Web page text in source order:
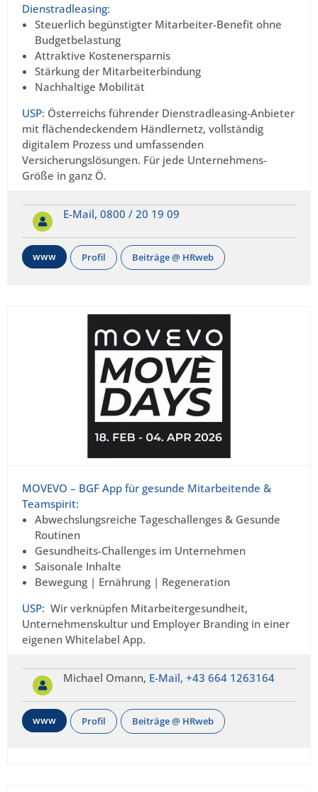
Dienstradleasing:
Steuerlich begünstigter Mitarbeiter-Benefit ohne
Budgetbelastung
Attraktive Kostenersparnis
Stärkung der Mitarbeiterbindung
Nachhaltige Mobilität
USP: Österreichs führender Dienstradleasing-Anbieter
mit flächendeckendem Händlernetz, vollständig
digitalem Prozess und umfassenden
Versicherungslösungen. Für jede Unternehmens-
Größe in ganz Ö.
E-Mail, 0800 / 20 19 09
www Profil Beiträge @ HRweb
MOVEVO – BGF App für gesunde Mitarbeitende &
Teamspirit:
Abwechslungsreiche Tageschallenges & Gesunde
Routinen
Gesundheits-Challenges im Unternehmen
Saisonale Inhalte
Bewegung | Ernährung | Regeneration
USP: Wir verknüpfen Mitarbeitergesundheit,
Unternehmenskultur und Employer Branding in einer
eigenen Whitelabel App.
Michael Omann, E-Mail, +43 664 1263164
www Profil Beiträge @ HRweb